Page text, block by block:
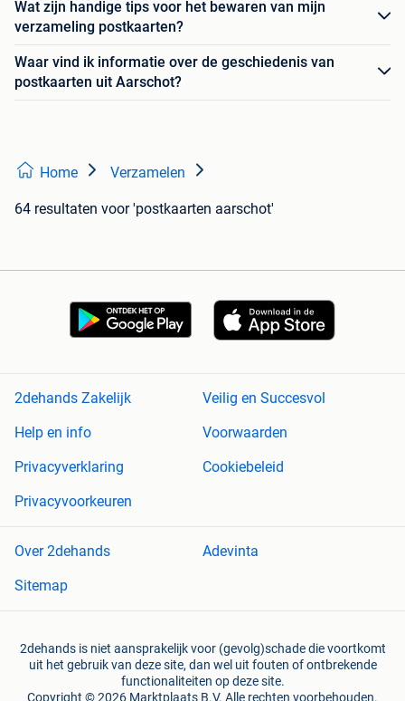
Wat zijn handige tips voor het bewaren van mijn
verzameling postkaarten?
Waar vind ik informatie over de geschiedenis van
postkaarten uit Aarschot?
Home Verzamelen
64 resultaten voor 'postkaarten aarschot'
2dehands Zakelijk
Veilig en Succesvol
Help en info
Voorwaarden
Privacyverklaring
Cookiebeleid
Privacyvoorkeuren
Over 2dehands
Adevinta
Sitemap
2dehands is niet aansprakelijk voor (gevolg)schade die voortkomt
uit het gebruik van deze site, dan wel uit fouten of ontbrekende
functionaliteiten op deze site.
Copyright © 2026 Marktplaats B.V. Alle rechten voorbehouden.